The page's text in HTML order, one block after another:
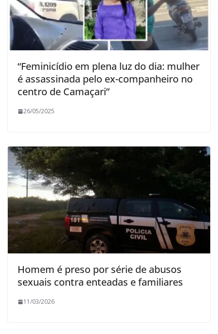
“Feminicídio em plena luz do dia: mulher
é assassinada pelo ex-companheiro no
centro de Camaçari”
26/05/2025
Homem é preso por série de abusos
sexuais contra enteadas e familiares
11/03/2026